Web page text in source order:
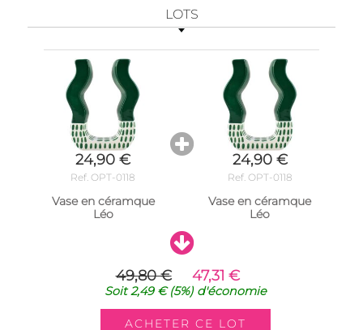
LOTS
24,90 €
Ref. OPT-0118
Vase en céramque
Léo
24,90 €
Ref. OPT-0118
Vase en céramque
Léo
49,80 € 47,31 €
Soit2,49 €(5%) d'économie